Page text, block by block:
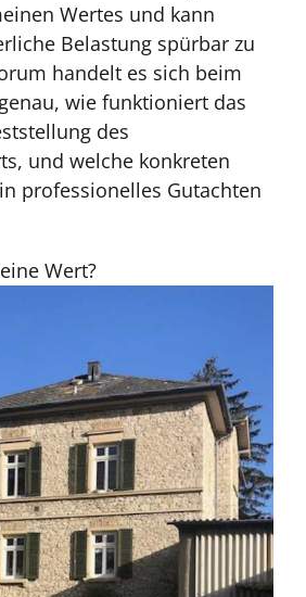
Wertes und kann
Belastung spürbar zu
handelt es sich beim
wie funktioniert das
des
und welche konkreten
professionelles Gutachten
Wert?